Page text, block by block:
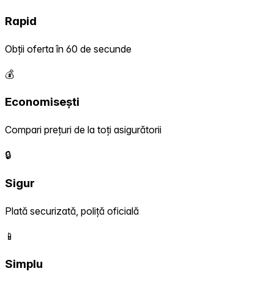
Rapid
Obții oferta în 60 de secunde
💰
Economisești
Compari prețuri de la toți asigurătorii
🔒
Sigur
Plată securizată, poliță oficială
📱
Simplu